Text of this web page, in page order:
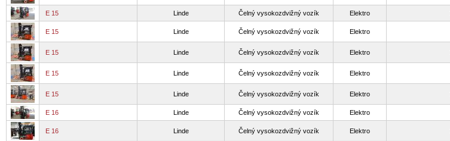
E 15 Linde Čelný vysokozdvižný vozík Elektro
E 15 Linde Čelný vysokozdvižný vozík Elektro
E 15 Linde Čelný vysokozdvižný vozík Elektro
E 15 Linde Čelný vysokozdvižný vozík Elektro
E 15 Linde Čelný vysokozdvižný vozík Elektro
E 16 Linde Čelný vysokozdvižný vozík Elektro
E 16 Linde Čelný vysokozdvižný vozík Elektro